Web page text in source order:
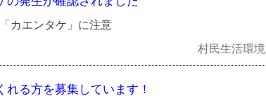
カエンタケ」に注意
村民生活環
る方を募集しています！